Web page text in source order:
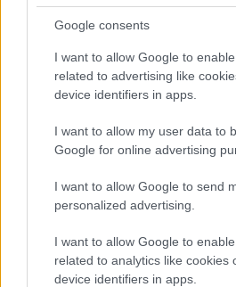
Google consents
I want to allow Google to
related to advertising like
device identifiers in apps.
I want to allow my user data to
Google for online advertising
I want to allow Google to send
personalized advertising.
I want to allow Google to
related to analytics like cookies
device identifiers in apps.
Continua a leggere
B2B NEWS